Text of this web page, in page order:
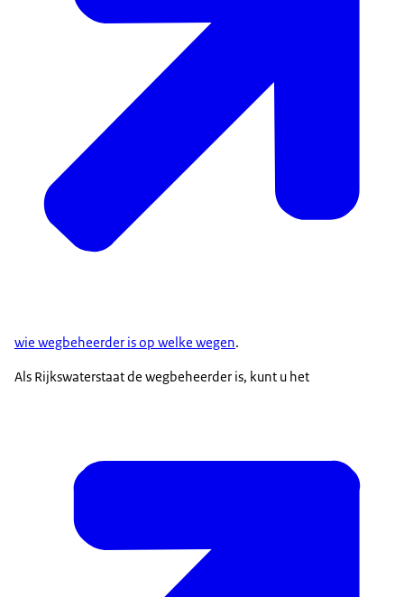
wie wegbeheerder is op welke wegen.
Als Rijkswaterstaat de wegbeheerder is, kunt u het